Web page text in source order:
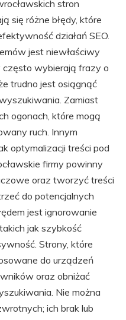
stron
się różne błędy, które
działań SEO.
jest niewłaściwy
często wybierają frazy o
trudno jest osiągnąć
Zamiast
ogonach, które mogą
ruch. Innym
optymalizacji treści pod
firmy powinny
oraz tworzyć treści
do potencjalnych
jest ignorowanie
jak szybkość
Strony, które
do urządzeń
oraz obniżać
Nie można
ich brak lub